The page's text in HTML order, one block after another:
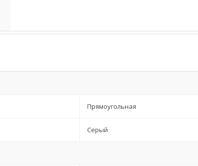
Прямоугольная
Серый